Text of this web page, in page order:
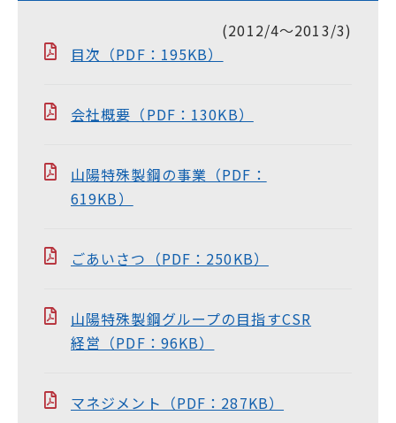
(2012/4〜2013/3)
目次（PDF：195KB）
会社概要（PDF：130KB）
山陽特殊製鋼の事業（PDF：
619KB）
ごあいさつ（PDF：250KB）
山陽特殊製鋼グループの目指すCSR
経営（PDF：96KB）
マネジメント（PDF：287KB）